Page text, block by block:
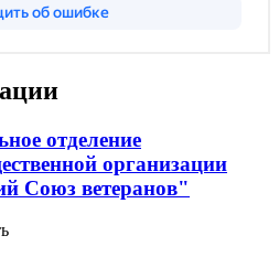
отделение
организации
Союз ветеранов"